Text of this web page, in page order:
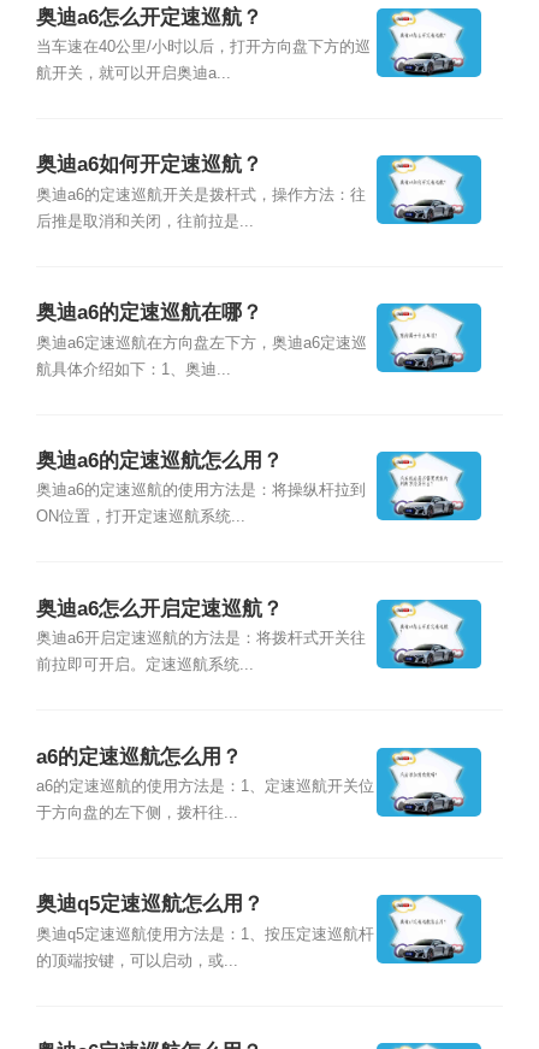
奥迪a6怎么开定速巡航？
当车速在40公里/小时以后，打开方向盘下方的巡
航开关，就可以开启奥迪a...
奥迪a6如何开定速巡航？
奥迪a6的定速巡航开关是拨杆式，操作方法：往
后推是取消和关闭，往前拉是...
奥迪a6的定速巡航在哪？
奥迪a6定速巡航在方向盘左下方，奥迪a6定速巡
航具体介绍如下：1、奥迪...
奥迪a6的定速巡航怎么用？
奥迪a6的定速巡航的使用方法是：将操纵杆拉到
ON位置，打开定速巡航系统...
奥迪a6怎么开启定速巡航？
奥迪a6开启定速巡航的方法是：将拨杆式开关往
前拉即可开启。定速巡航系统...
a6的定速巡航怎么用？
a6的定速巡航的使用方法是：1、定速巡航开关位
于方向盘的左下侧，拨杆往...
奥迪q5定速巡航怎么用？
奥迪q5定速巡航使用方法是：1、按压定速巡航杆
的顶端按键，可以启动，或...